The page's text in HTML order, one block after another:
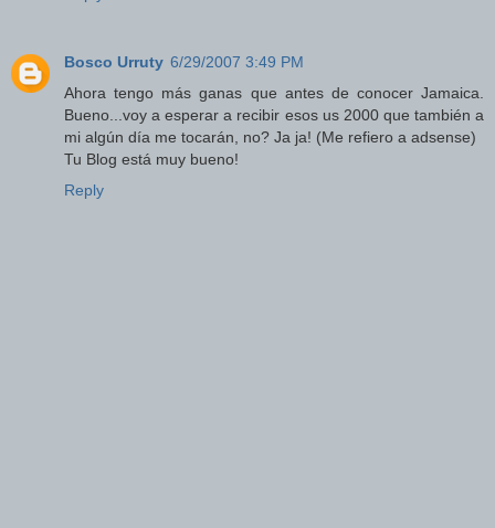
Bosco Urruty 6/29/2007 3:49 PM
Ahora tengo más ganas que antes de conocer Jamaica.
Bueno...voy a esperar a recibir esos us 2000 que también a
mi algún día me tocarán, no? Ja ja! (Me refiero a adsense)
Tu Blog está muy bueno!
Reply